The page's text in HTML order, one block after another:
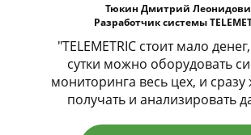
Тюкин Дмитрий
Разработчик системы
"TELEMETRIC стоит мало
сутки можно оборудовать
мониторинга весь цех, и сразу
получать и анализировать